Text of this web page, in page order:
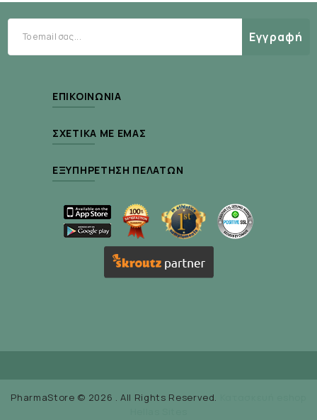
Εγγραφή
ΕΠΙΚΟΙΝΩΝΊΑ
ΣΧΕΤΙΚΆ ΜΕ ΕΜΆΣ
ΕΞΥΠΗΡΈΤΗΣΗ ΠΕΛΑΤΏΝ
PharmaStore © 2026 . All Rights Reserved.